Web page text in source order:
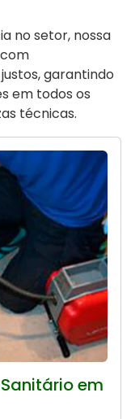
no setor, nossa
garantindo
em todos os
técnicas.
em